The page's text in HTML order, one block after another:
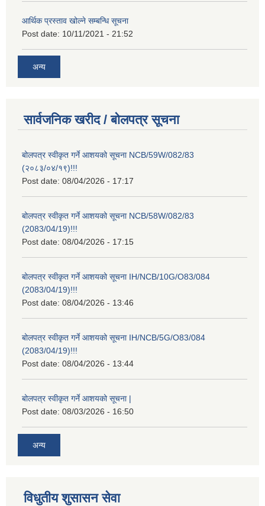
आर्थिक प्रस्ताव खोल्ने सम्बन्धि सूचना
Post date: 10/11/2021 - 21:52
अन्य
सार्वजनिक खरीद / बोलपत्र सूचना
बोलपत्र स्वीकृत गर्ने आशयको सूचना NCB/59W/082/83
(२०८३/०४/१९)!!!
Post date: 08/04/2026 - 17:17
बोलपत्र स्वीकृत गर्ने आशयको सूचना NCB/58W/082/83
(2083/04/19)!!!
Post date: 08/04/2026 - 17:15
बोलपत्र स्वीकृत गर्ने आशयको सूचना IH/NCB/10G/O83/084
(2083/04/19)!!!
Post date: 08/04/2026 - 13:46
बोलपत्र स्वीकृत गर्ने आशयको सूचना IH/NCB/5G/O83/084
(2083/04/19)!!!
Post date: 08/04/2026 - 13:44
बोलपत्र स्वीकृत गर्ने आशयको सूचना |
Post date: 08/03/2026 - 16:50
अन्य
विधुतीय शुसासन सेवा